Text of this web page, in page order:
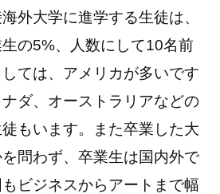
外大学に進学する生徒は、
の5%、人数にして10名前
ては、アメリカが多いです
ダ、オーストラリアなどの
もいます。また卒業した大
問わず、卒業生は国内外で
ビジネスからアートまで幅